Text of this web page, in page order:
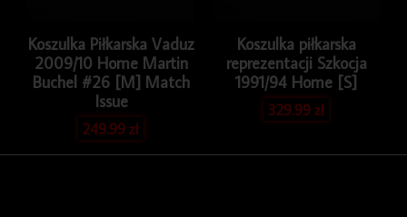
Koszulka Piłkarska Vaduz
2009/10 Home Martin
Buchel #26 [M] Match
Issue
249.99zł
Koszulka piłkarska
reprezentacji Szkocja
1991/94 Home [S]
329.99zł